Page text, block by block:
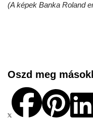
(A képek Banka Roland
Oszd meg